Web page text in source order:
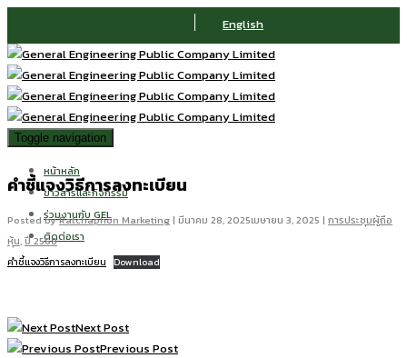
English
Toggle navigation
หน้าหลัก
ข่าวสารและกิจกรรม
ร่วมงานกับ GEL
ติดต่อเรา
คำชี้แจงวิธีการลงทะเบียน
Posted byRatchaphon Marketing| มีนาคม 28, 2025เมษายน 3, 2025 | การประชุมผู้ถือ
หุ้น,ปี 2568
คำชี้แจงวิธีการลงทะเบียน Download
Next Post
Previous Post